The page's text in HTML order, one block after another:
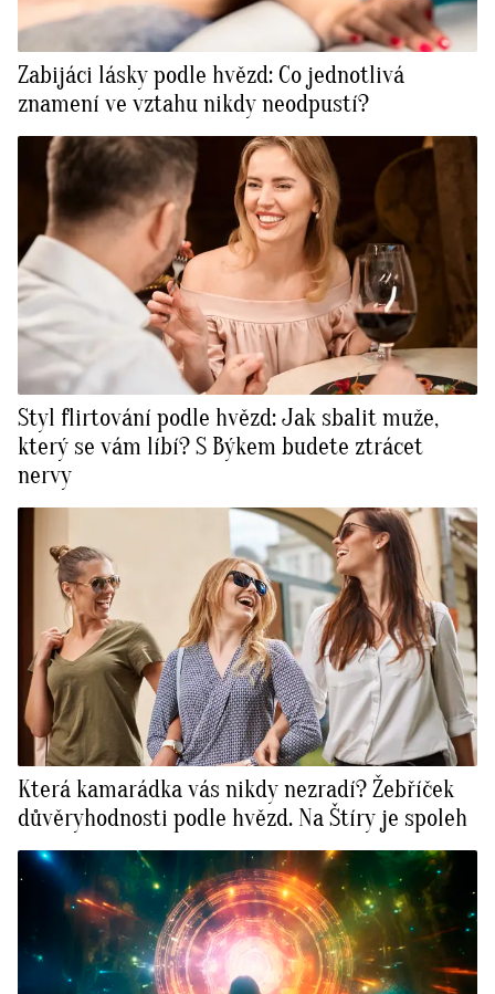
Zabijáci lásky podle hvězd: Co jednotlivá
znamení ve vztahu nikdy neodpustí?
Styl flirtování podle hvězd: Jak sbalit muže,
který se vám líbí? S Býkem budete ztrácet
nervy
Která kamarádka vás nikdy nezradí? Žebříček
důvěryhodnosti podle hvězd. Na Štíry je spoleh